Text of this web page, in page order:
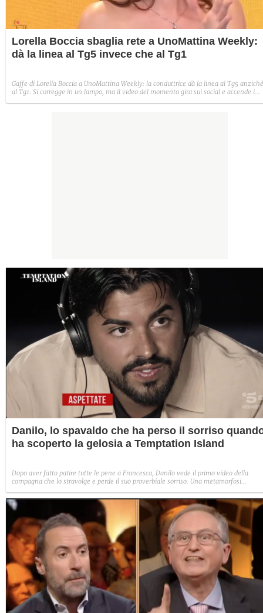
Lorella Boccia sbaglia rete a UnoMattina Weekly:
dà la linea al Tg5 invece che al Tg1
Gaffe di Lorella Boccia a UnoMattina Weekly: la conduttrice dà la linea al Tg5 anziché
al Tg1. Si corregge in un lampo, ma il video del momento gira sui social e accende i
Danilo, lo spavaldo che ha perso il sorriso
ha scoperto la gelosia a Temptation Island
Dopo aver fatto patire tutte le pene a Francesca, Danilo vede il primo video della
compagna che lo stravolge e perde il suo proverbiale sorriso. Una metamorfosi